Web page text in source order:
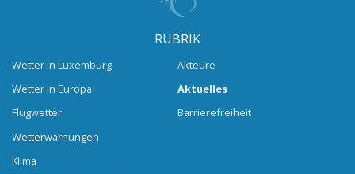
RUBRIK
Wetter in Luxemburg
Wetter in Europa
Flugwetter
Wetterwarnungen
Klima
Akteure
Aktuelles
Barrierefreiheit